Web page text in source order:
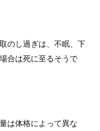
のし過ぎは、不眠、下
合は死に至るそうで
は体格によって異な